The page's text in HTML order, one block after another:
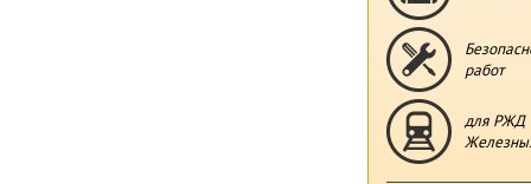
работ
для РЖД